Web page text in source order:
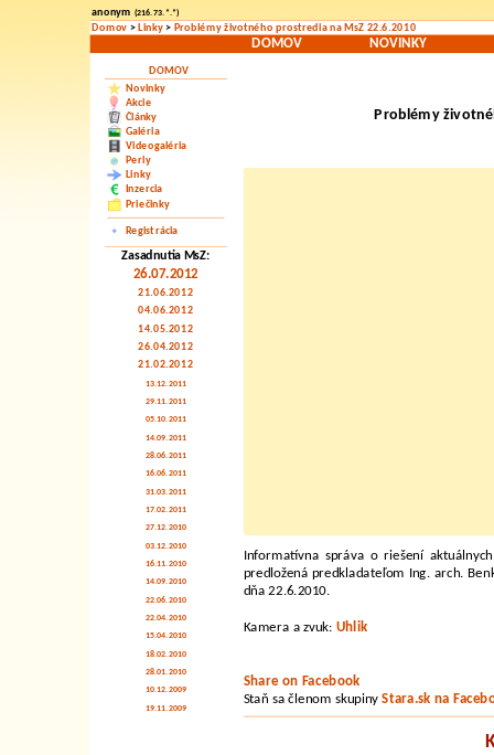
anonym (216.73.*.*)
Domov > Linky> Problémy životného prostredia na MsZ 22.6.2010
DOMOV NOVINKY
DOMOV
Novinky
Akcie
Články
Galéria
Videogaléria
Perly
Linky
Inzercia
Priečinky
Registrácia
Zasadnutia MsZ:
26.07.2012
21.06.2012
04.06.2012
14.05.2012
26.04.2012
21.02.2012
13.12.2011
29.11.2011
05.10.2011
14.09.2011
28.06.2011
16.06.2011
31.03.2011
17.02.2011
27.12.2010
03.12.2010
16.11.2010
14.09.2010
22.06.2010
22.04.2010
15.04.2010
18.02.2010
28.01.2010
10.12.2009
19.11.2009
Problémy
Informatívna správa o riešení
predložená predkladateľom Ing. arch.
dňa 22.6.2010.
Kamera a zvuk: Uhlik
Share on Facebook
Staň sa členom skupinyStara.sk na